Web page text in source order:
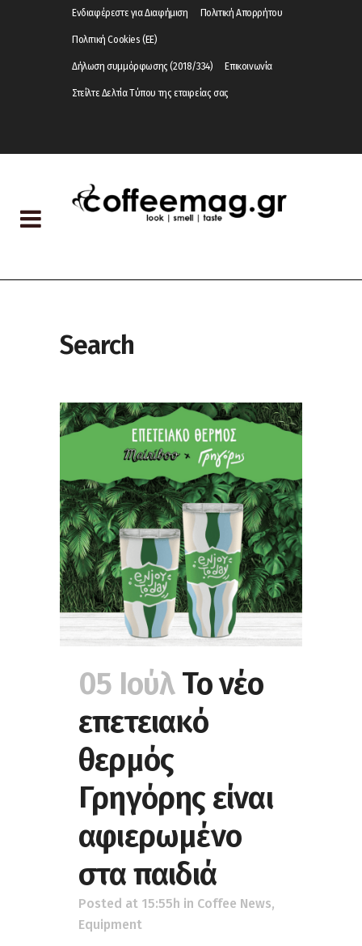
Ενδιαφέρεστε για Διαφήμιση Πολιτική Απορρήτου
Πολιτική Cookies (ΕΕ)
Δήλωση συμμόρφωσης (2018/334) Επικοινωνία
Στείλτε Δελτία Τύπου της εταιρείας σας
Search
05 Ιούλ Το νέο
επετειακό
θερμός
Γρηγόρης είναι
αφιερωμένο
στα παιδιά
Posted at 15:55h in Coffee News,
Equipment